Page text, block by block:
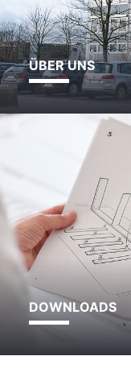
ÜBER UNS
DOWNLOADS